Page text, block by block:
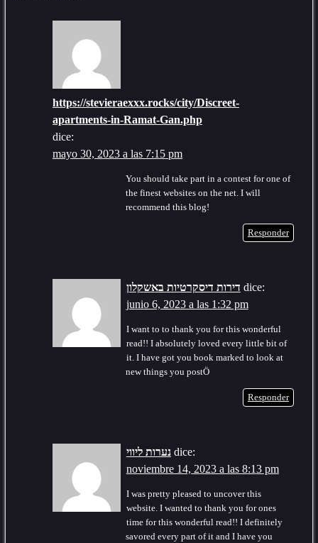
https://stevieraexxx.rocks/city/Discreet-
apartments-in-Ramat-Gan.php
dice:
mayo 30, 2023 a las 7:15 pm
You should take part in a contest for one of
the finest websites on the net. I will
recommend this blog!
Responder
דירות דיסקרטיות באשקלון dice:
junio 6, 2023 a las 1:32 pm
I want to to thank you for this wonderful
read!! I absolutely loved every little bit of
it. I have got you book marked to look at
new things you postÖ
Responder
נערות ליווי dice:
noviembre 14, 2023 a las 8:13 pm
I was pretty pleased to uncover this
website. I wanted to thank you for ones
time for this wonderful read!! I definitely
savored every part of it and I have you